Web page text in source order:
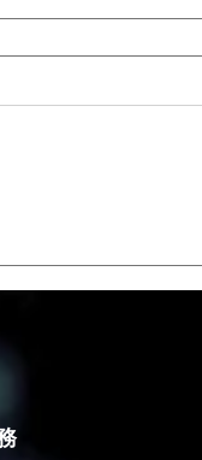
備租賃：為何國際
位紅外線傳輸系